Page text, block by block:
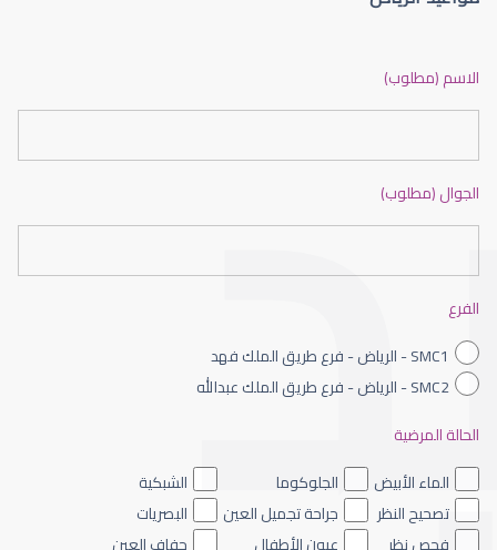
ضعف نظر الاطفال
ضعف نظر العين اليسرى
الاسم (مطلوب)
الجوال (مطلوب)
الفرع
SMC1 - الرياض - فرع طريق الملك فهد
SMC2 - الرياض - فرع طريق الملك عبدالله
الحالة المرضية
الماء الأبيض
الجلوكوما
الشبكية
تصحيح النظر
جراحة تجميل العين
البصريات